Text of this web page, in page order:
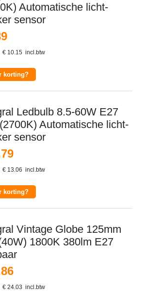
Automatische licht-
sensor
€ 10.15 incl.btw
korting?
Ledbulb 8.5-60W E27
Automatische licht-
sensor
€ 13.06 incl.btw
korting?
Vintage Globe 125mm
1800K 380lm E27
€ 24.03 incl.btw